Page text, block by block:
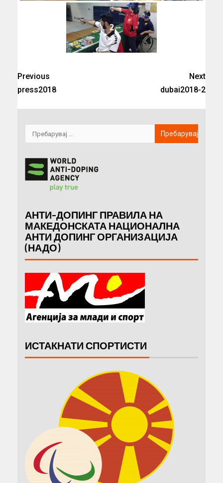
2
Previous
press2018
Next
dubai2018-2
АНТИ-ДОПИНГ ПРАВИЛА НА
МАКЕДОНСКАТА НАЦИОНАЛНА
АНТИ ДОПИНГ ОРГАНИЗАЦИЈА
(НАДО)
ИСТАКНАТИ СПОРТИСТИ